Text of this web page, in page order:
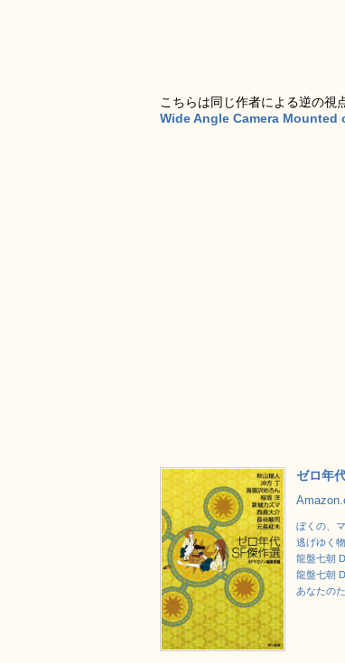
こちらは同じ作者による逆の視
Wide Angle Camera Mounted
ゼロ年
ぼくの、
逃げゆく
龍盤七朝
龍盤七朝
あなたの